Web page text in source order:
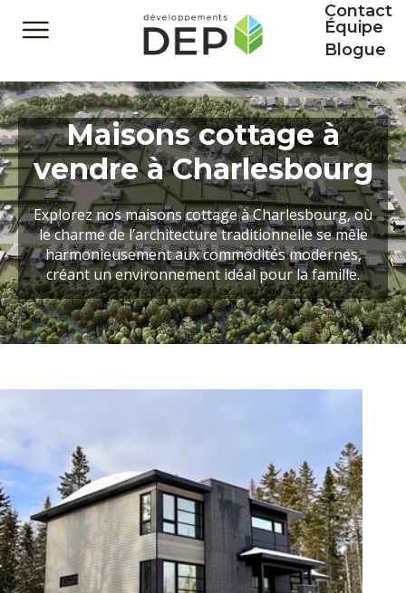
Blogue
Équipe
Contact
Maisons cottage à
vendre à Charlesbourg
Explorez nos maisons cottage à Charlesbourg, où
le charme de l’architecture traditionnelle se mêle
harmonieusement aux commodités modernes,
créant un environnement idéal pour la famille.